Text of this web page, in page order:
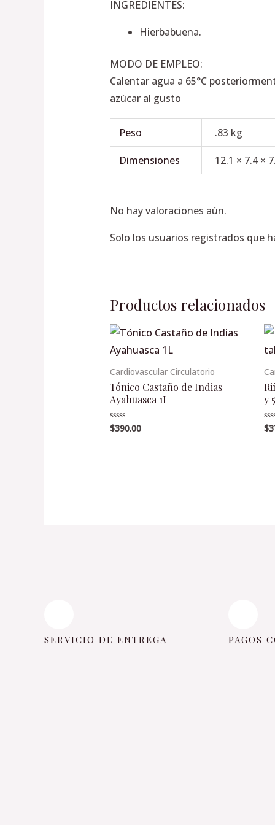
INGREDIENTES:
Hierbabuena.
MODO DE EMPLEO:
Calentar agua a 65°C
azúcar al gusto
Peso .83 kg
Dimensiones 12.1 × 7.4 ×
No hay valoraciones aún.
Solo los usuarios registrados que
Productos relacionados
Cardiovascular Circulatorio
Tónico Castaño de Indias
Ayahuasca 1L
Valorado
en
$390.00
y
en
$
SERVICIO DE ENTREGA PAGOS